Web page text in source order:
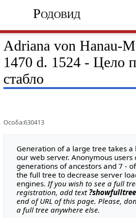
Родовид
Adriana von Hanau-
1470 d. 1524 - Цело
стабло
Особа:630413
Generation of a large tree takes a
our web server. Anonymous users
generations of ancestors and 7 -
the full tree to decrease server
engines.If you wish to see a full
registration, add text
end of URL of this page. Please,
a full tree anywhere else.